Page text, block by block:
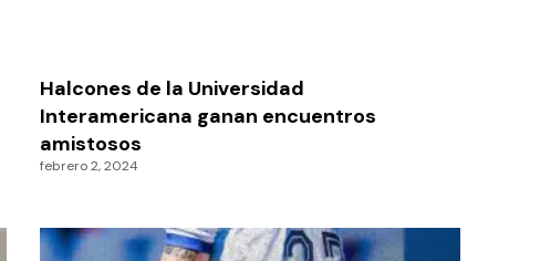
Halcones de la Universidad
Interamericana ganan encuentros
amistosos
febrero 2, 2024